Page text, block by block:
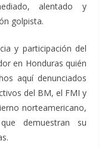
alentado y
golpista.
y participación del
en Honduras quién
aquí denunciados
del BM, el FMI y
norteamericano,
demuestran su